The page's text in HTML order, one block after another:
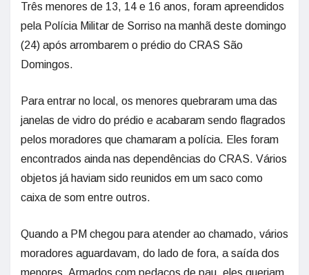
Três menores de 13, 14 e 16 anos, foram apreendidos
pela Polícia Militar de Sorriso na manhã deste domingo
(24) após arrombarem o prédio do CRAS São
Domingos.
Para entrar no local, os menores quebraram uma das
janelas de vidro do prédio e acabaram sendo flagrados
pelos moradores que chamaram a polícia. Eles foram
encontrados ainda nas dependências do CRAS. Vários
objetos já haviam sido reunidos em um saco como
caixa de som entre outros.
Quando a PM chegou para atender ao chamado, vários
moradores aguardavam, do lado de fora, a saída dos
menores. Armados com pedaços de pau, eles queriam